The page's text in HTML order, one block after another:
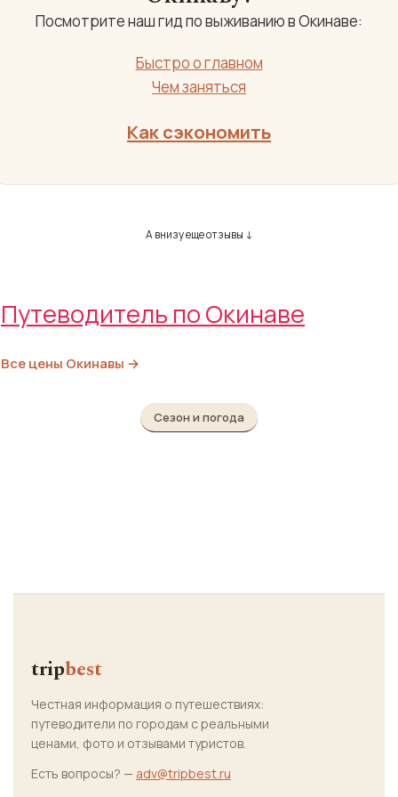
Посмотрите наш гид по выживанию в Окинаве:
Быстро о главном
Чем заняться
Как сэкономить
А внизу еще отзывы ↓
Путеводитель по Окинаве
Все цены Окинавы →
Сезон и погода
tripbest
Честная информация о путешествиях:
путеводители по городам с реальными
ценами, фото и отзывами туристов.
Есть вопросы? — adv@tripbest.ru